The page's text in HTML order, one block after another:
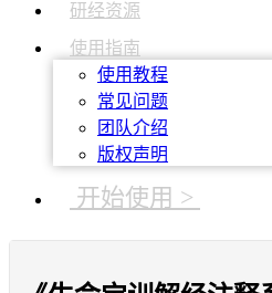
研经资源
使用指南
使用教程
常见问题
团队介绍
版权声明
开始使用 >